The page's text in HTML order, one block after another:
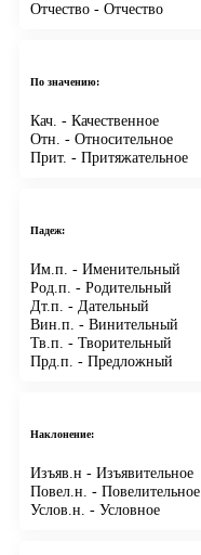
Отчество - Отчество
По значению:
Кач. - Качественное
Отн. - Относительное
Прит. - Притяжательное
Падеж:
Им.п. - Именительный
Род.п. - Родительный
Дт.п. - Дательный
Вин.п. - Винительный
Тв.п. - Творительный
Прд.п. - Предложный
Наклонение:
Изъяв.н - Изъявительное
Повел.н. - Повелительное
Услов.н. - Условное